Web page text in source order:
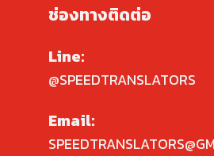
ช่องทางติดต่อ
Line:
@SPEEDTRANSLATORS
Email: